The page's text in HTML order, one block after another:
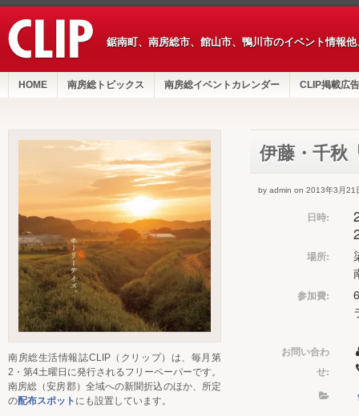
鋸南町、南房総市、館山市、鴨川市のイベント情報
HOME 南房総トピックス 南房総イベントカレンダー CLIP掲載広告
伊藤・千秋
by admin on 2013年3月21
日時:
場所:
参加費:
お問い合わ
せ:
南房総生活情報誌CLIP（クリップ）は、毎月第
2・第4土曜日に発行されるフリーペーパーです。
南房総（安房郡）全域への新聞折込のほか、所定
の配布スポット にも設置しています。